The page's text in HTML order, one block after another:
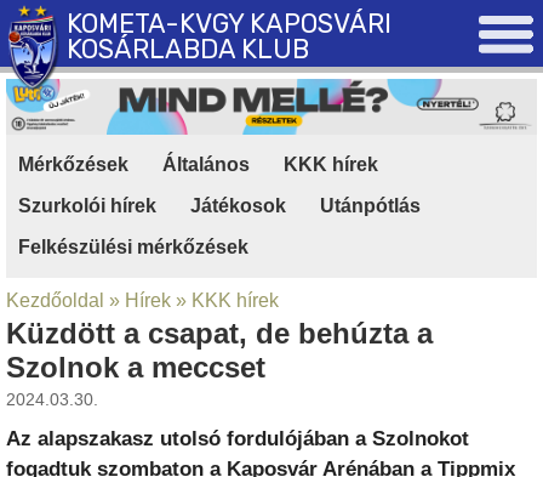
KOMETA-KVGY KAPOSVÁRI
KOSÁRLABDA KLUB
Mérkőzések Általános KKK hírek
Szurkolói hírek
Játékosok Utánpótlás
Felkészülési mérkőzések
Kezdőoldal » Hírek » KKK hírek
Küzdött a csapat, de behúzta a
Szolnok a meccset
2024.03.30.
Az alapszakasz utolsó fordulójában a Szolnokot
fogadtuk szombaton a Kaposvár Arénában a Tippmix